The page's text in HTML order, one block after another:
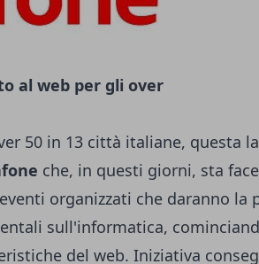
50 in 13 città italiane, questa
che, in questi giorni, sta
organizzati che daranno la
sull'informatica,
del web. Iniziativa